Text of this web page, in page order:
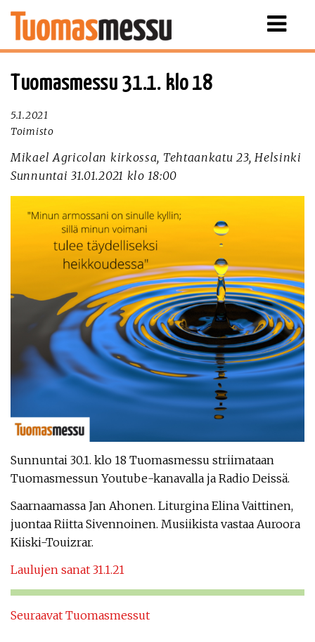
Näytä
Tuomasmessu 31.1. klo 18
5.1.2021
Toimisto
Mikael Agricolan kirkossa, Tehtaankatu 23, Helsinki
Sunnuntai 31.01.2021 klo 18:00
Sunnuntai 30.1. klo 18 Tuomasmessu striimataan
Tuomasmessun Youtube-kanavalla ja Radio Deissä.
Saarnaamassa Jan Ahonen. Liturgina Elina Vaittinen,
juontaa Riitta Sivennoinen. Musiikista vastaa Auroora
Kiiski-Touizrar.
Laulujen sanat 31.1.21
Seuraavat Tuomasmessut